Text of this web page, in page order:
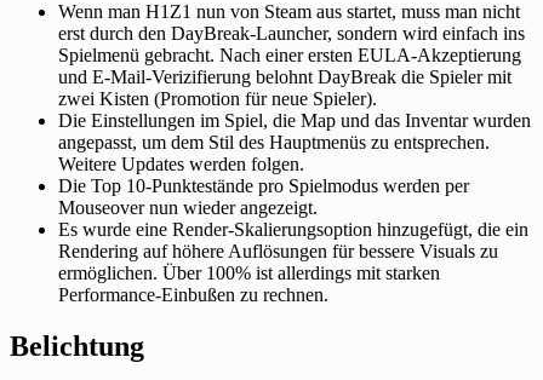
Wenn man H1Z1 nun von Steam aus startet, muss man nicht
erst durch den DayBreak-Launcher, sondern wird einfach ins
Spielmenü gebracht. Nach einer ersten EULA-Akzeptierung
und E-Mail-Verizifierung belohnt DayBreak die Spieler mit
zwei Kisten (Promotion für neue Spieler).
Die Einstellungen im Spiel, die Map und das Inventar wurden
angepasst, um dem Stil des Hauptmenüs zu entsprechen.
Weitere Updates werden folgen.
Die Top 10-Punktestände pro Spielmodus werden per
Mouseover nun wieder angezeigt.
Es wurde eine Render-Skalierungsoption hinzugefügt, die ein
Rendering auf höhere Auflösungen für bessere Visuals zu
ermöglichen. Über 100% ist allerdings mit starken
Performance-Einbußen zu rechnen.
Belichtung